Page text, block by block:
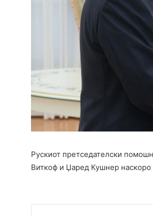
Рускиот претседателски
Виткоф и Џаред Кушнер наскоро